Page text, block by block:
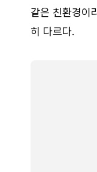
같은 친환경이
히 다르다.